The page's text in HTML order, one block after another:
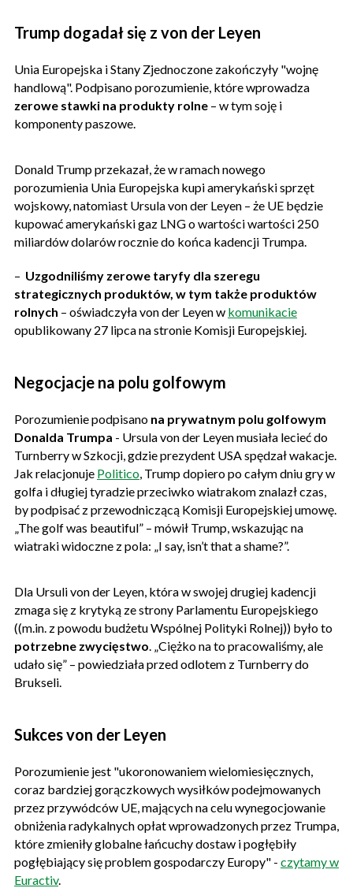
Trump dogadał się z von der Leyen
Unia Europejska i Stany Zjednoczone zakończyły "wojnę
handlową". Podpisano porozumienie, które wprowadza
zerowe stawki na produkty rolne – w tym soję i
komponenty paszowe.
Donald Trump przekazał, że w ramach nowego
porozumienia Unia Europejska kupi amerykański sprzęt
wojskowy, natomiast Ursula von der Leyen – że UE będzie
kupować amerykański gaz LNG o wartości wartości 250
miliardów dolarów rocznie do końca kadencji Trumpa.
– Uzgodniliśmy zerowe taryfy dla szeregu
strategicznych produktów, w tym także produktów
rolnych – oświadczyła von der Leyen w komunikacie
opublikowany 27 lipca na stronie Komisji Europejskiej.
Negocjacje na polu golfowym
Porozumienie podpisano na prywatnym polu golfowym
Donalda Trumpa - Ursula von der Leyen musiała lecieć do
Turnberry w Szkocji, gdzie prezydent USA spędzał wakacje.
Jak relacjonuje Politico, Trump dopiero po całym dniu gry w
golfa i długiej tyradzie przeciwko wiatrakom znalazł czas,
by podpisać z przewodniczącą Komisji Europejskiej umowę.
„The golf was beautiful” – mówił Trump, wskazując na
wiatraki widoczne z pola: „I say, isn’t that a shame?”.
Dla Ursuli von der Leyen, która w swojej drugiej kadencji
zmaga się z krytyką ze strony Parlamentu Europejskiego
((m.in. z powodu budżetu Wspólnej Polityki Rolnej)) było to
potrzebne zwycięstwo. „Ciężko na to pracowaliśmy, ale
udało się” – powiedziała przed odlotem z Turnberry do
Brukseli.
Sukces von der Leyen
Porozumienie jest "ukoronowaniem wielomiesięcznych,
coraz bardziej gorączkowych wysiłków podejmowanych
przez przywódców UE, mających na celu wynegocjowanie
obniżenia radykalnych opłat wprowadzonych przez Trumpa,
które zmieniły globalne łańcuchy dostaw i pogłębiły
pogłębiający się problem gospodarczy Europy" - czytamy w
Euractiv.